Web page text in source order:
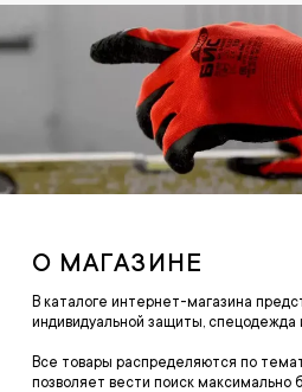
О МАГАЗИНЕ
В каталоге интернет-магазина
индивидуальной защиты, спецодежда
Все товары распределяются по
позволяет вести поиск максимально